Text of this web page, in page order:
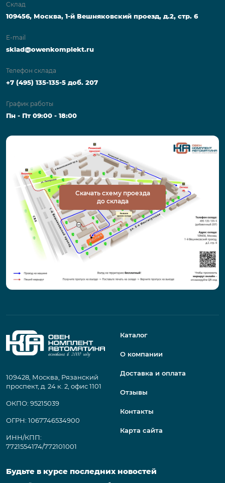
Склад
109456, Москва, 1-й Вешняковский проезд, д.2, стр. 6
E-mail
sklad@owenkomplekt.ru
Телефон склада
+7 (495) 135-135-5 доб. 207
График работы
Пн - Пт 09:00 - 18:00
Скачать схему проезда
до склада
109428, Москва, Рязанский
проспект, д. 24 к. 2, офис 1101
ОКПО: 95215039
ОГРН: 1067746534900
ИНН/КПП:
7721554174/772101001
Каталог
О компании
Доставка и оплата
Отзывы
Контакты
Карта сайта
Будьте в курсе последних новостей